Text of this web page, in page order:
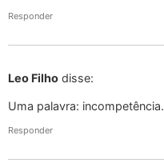
Responder
Leo Filho disse:
Uma palavra: incompetência.
Responder